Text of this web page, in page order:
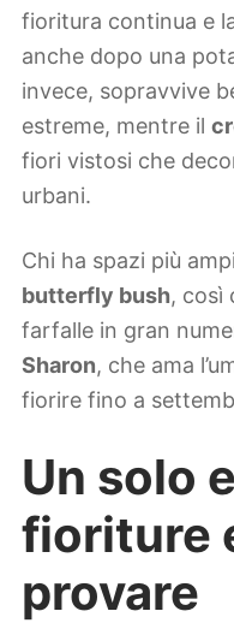
fioritura continua e
anche dopo una
invece, sopravvive
estreme, mentre il
fiori vistosi che
urbani.
Chi ha spazi più
butterfly bush, così
farfalle in gran
Sharon, che ama
fiorire fino a
Un solo
fioriture
provare